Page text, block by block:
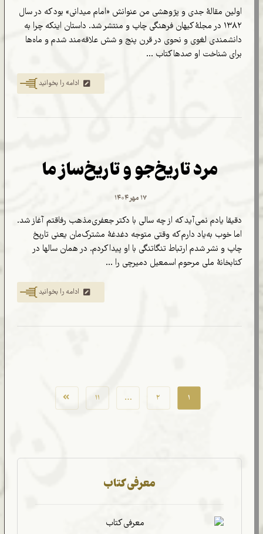
اولین مقالۀ جدی و پژوهشی من عنوانش «امام میدانی» بود که در سال
۱۳۸۲ در مجلۀ کیهان فرهنگی چاپ و منتشر شد. داستان اینکه چرا به
دانشمندی لغوی و نحوی در قرن پنج و شش علاقه‌مند شدم و ماه‌ها
برای شناخت او صدها کتاب ...
ادامه را بخوانید
مرد تاریخ‌جو و تاریخ‌ساز ما
۱۷ مهر ۱۴۰۴
دقیقا یادم نمی‌آید که از چه سالی با دکتر جعفری‌مذهب رفاقتم آغاز شد.
اما خوب به‌یاد دارم که وقتی متوجه دغدغۀ مشترک‌مان یعنی تاریخ
چاپ و نشر شدم ارتباط تنگاتنگی با او پیدا کردم. در همان سالها در
کتابخانۀ ملی مرحوم اسمعیل دمیرچی را ...
ادامه را بخوانید
۱ ۲ … ۱۱
معرفی کتاب